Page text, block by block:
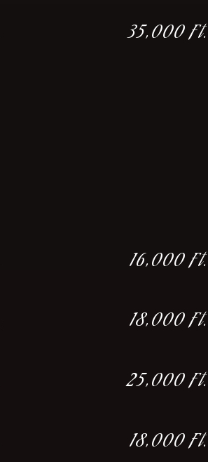
35,000 Ft.
16,000 Ft.
18,000 Ft.
25,000 Ft.
18,000 Ft.